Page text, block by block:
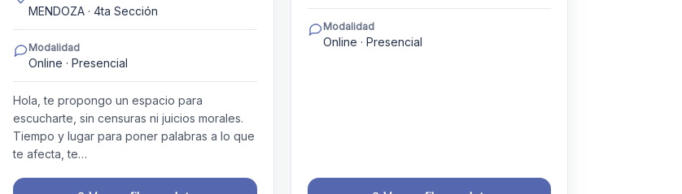
MENDOZA · 4ta Sección
Modalidad
Online · Presencial
Hola, te propongo un espacio para
escucharte, sin censuras ni juicios morales.
Tiempo y lugar para poner palabras a lo que
te afecta, te…
Modalidad
Online · Presencial